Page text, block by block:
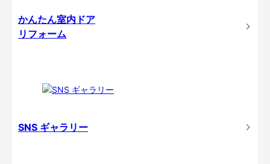
かんたん室内ドア
リフォーム
SNS ギャラリー